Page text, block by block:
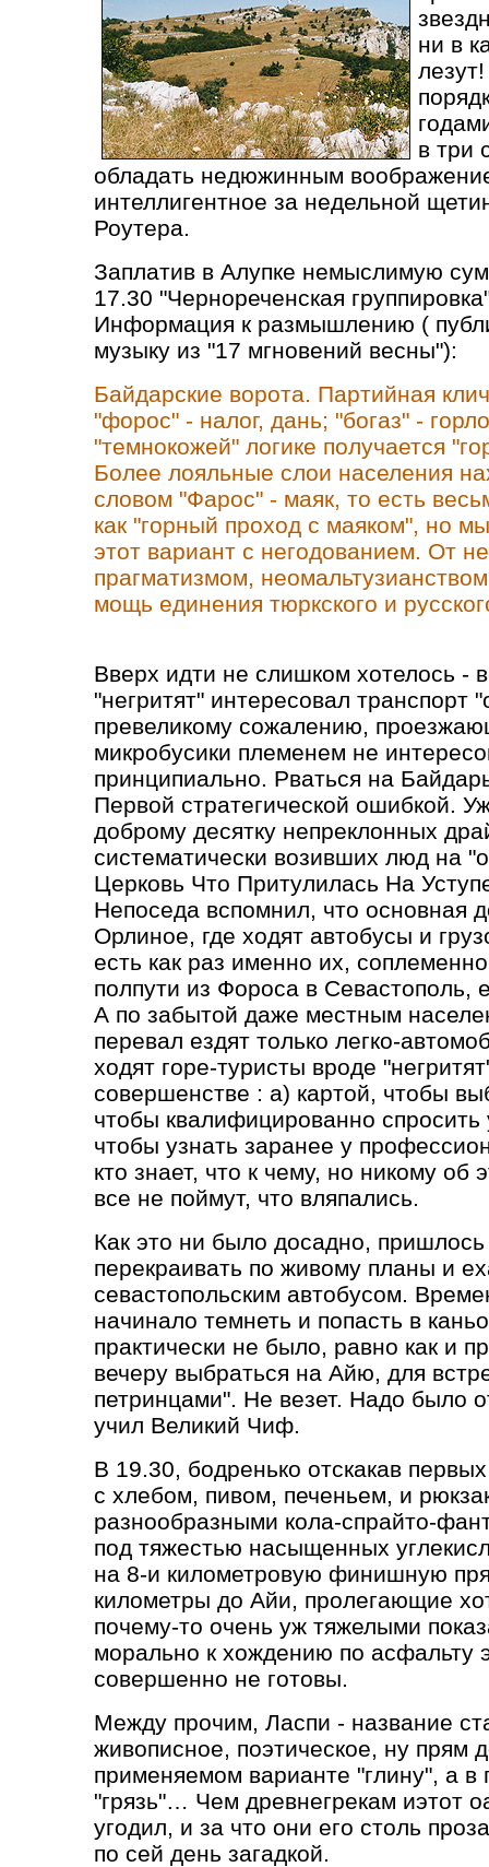
ни в
в три
обладать недюжинным
интеллигентное за недельной
Роутера.
Заплатив в Алупке немыслимую
17.30 "Чернореченская
Информация к размышлению (
музыку из "17 мгновений весны"):
Байдарские ворота. Партийная
"форос" - налог, дань; "богаз" -
"темнокожей" логике получается
Более лояльные слои населения
словом "Фарос" - маяк, то есть
как "горный проход с маяком", но
этот вариант с негодованием. От
прагматизмом,
мощь единения тюркского и
Вверх идти не слишком хотелось -
"негритят" интересовал транспорт
превеликому сожалению,
микробусики племенем не
принципиально. Рваться на
Первой стратегической ошибкой.
доброму десятку непреклонных
систематически возивших люд на
Церковь Что Притулилась На
Непоседа вспомнил, что основная
Орлиное, где ходят автобусы и
есть как раз именно их,
полпути из Фороса в Севастополь,
А по забытой даже местным
перевал ездят только легко-
ходят горе-туристы вроде
совершенстве : а) картой, чтобы
чтобы квалифицированно
чтобы узнать заранее у
кто знает, что к чему, но никому об
все не поймут, что вляпались.
Как это ни было досадно,
перекраивать по живому планы и
севастопольским автобусом.
начинало темнеть и попасть в
практически не было, равно как и
вечеру выбраться на Айю, для
петринцами". Не везет. Надо было
учил Великий Чиф.
В 19.30, бодренько отскакав
с хлебом, пивом, печеньем, и
разнообразными кола-спрайто-
под тяжестью насыщенных
на 8-и километровую финишную
километры до Айи, пролегающие
почему-то очень уж тяжелыми
морально к хождению по асфальту
совершенно не готовы.
Между прочим, Ласпи - название
живописное, поэтическое, ну прям
применяемом варианте "глину", а в
"грязь"… Чем древнегрекам иэтот
угодил, и за что они его столь
по сей день загадкой.